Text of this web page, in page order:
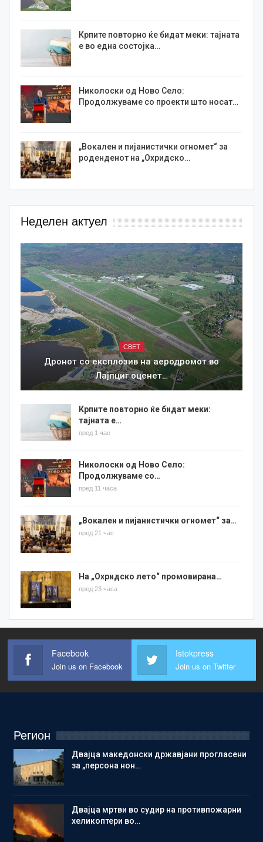
Крпите повторно ќе бидат меки: тајната
е во една состојка…
Николоски од Ново Село:
Продолжуваме со проекти што носат…
„Вокален и пијанистички огномет“ за
роденденот на „Охридско…
Неделен актуел
СВЕТ
Дронот со експлозив на аеродромот во
Лајпциг оценет…
Крпите повторно ќе бидат меки:
тајната е…
пред 1 час
Николоски од Ново Село:
Продолжуваме со…
пред 11 часа
„Вокален и пијанистички огномет“ за…
пред 21 час
На „Охридско лето“ промовирана…
пред 23 часа
Facebook
Join us on Facebook
Istokpress
Join us on Twitter
Регион
Двајца македонски државјани прогласени
за „персона нон…
Двајца мртви во судир на противпожарни
хеликоптери во…